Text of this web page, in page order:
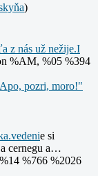
)
z nás už nežije.I
%AM, %05 %394
pozri, moro!"
e si
cernegu a…
%766 %2026